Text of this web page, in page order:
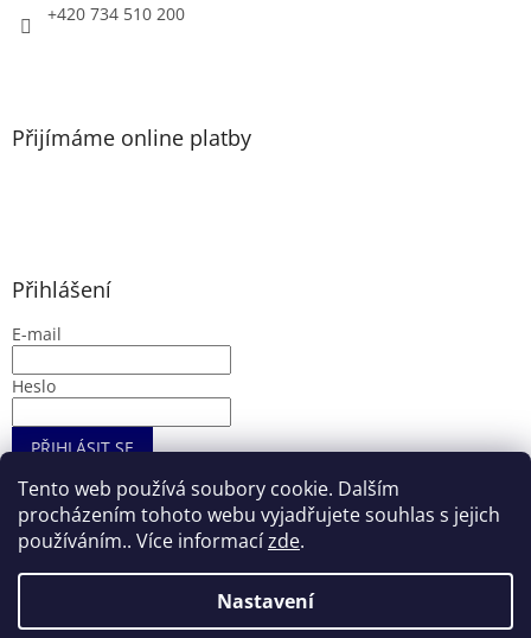
Tento web používá soubory cookie. Dalším
procházením tohoto webu vyjadřujete souhlas s jejich
používáním.. Více informacízde.
Nastavení
+420 734 510 200
Přijímáme online platby
Přihlášení
E-mail
Heslo
PŘIHLÁSIT SE
Nová registraceZapomenuté heslo